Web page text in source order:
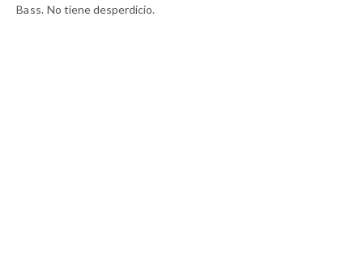
Bass. No tiene desperdicio.